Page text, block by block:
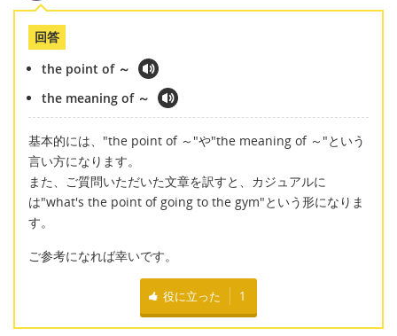
回答
the point of ～
the meaning of ～
基本的には、"the point of ～"や"the meaning of ～"という
言い方になります。
また、ご質問いただいた文章を訳すと、カジュアルに
は"what's the point of going to the gym"という形になりま
す。
ご参考になれば幸いです。
役に立った 1